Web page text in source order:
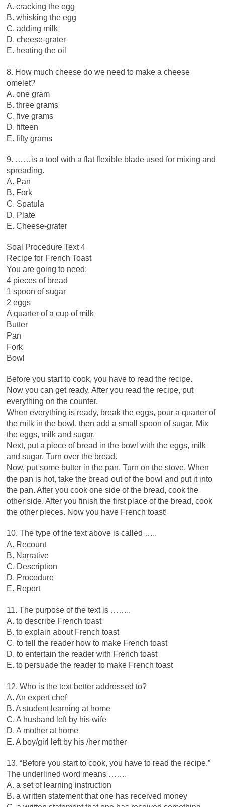
A. cracking the egg
B. whisking the egg
C. adding milk
D. cheese-grater
E. heating the oil
8. How much cheese do we need to make a cheese
omelet?
A. one gram
B. three grams
C. five grams
D. fifteen
E. fifty grams
9. ……is a tool with a flat flexible blade used for mixing and
spreading.
A. Pan
B. Fork
C. Spatula
D. Plate
E. Cheese-grater
Soal Procedure Text 4
Recipe for French Toast
You are going to need:
4 pieces of bread
1 spoon of sugar
2 eggs
A quarter of a cup of milk
Butter
Pan
Fork
Bowl
Before you start to cook, you have to read the recipe.
Now you can get ready. After you read the recipe, put
everything on the counter.
When everything is ready, break the eggs, pour a quarter of
the milk in the bowl, then add a small spoon of sugar. Mix
the eggs, milk and sugar.
Next, put a piece of bread in the bowl with the eggs, milk
and sugar. Turn over the bread.
Now, put some butter in the pan. Turn on the stove. When
the pan is hot, take the bread out of the bowl and put it into
the pan. After you cook one side of the bread, cook the
other side. After you finish the first place of the bread, cook
the other pieces. Now you have French toast!
10. The type of the text above is called …..
A. Recount
B. Narrative
C. Description
D. Procedure
E. Report
11. The purpose of the text is ……..
A. to describe French toast
B. to explain about French toast
C. to tell the reader how to make French toast
D. to entertain the reader with French toast
E. to persuade the reader to make French toast
12. Who is the text better addressed to?
A. An expert chef
B. A student learning at home
C. A husband left by his wife
D. A mother at home
E. A boy/girl left by his /her mother
13. “Before you start to cook, you have to read the recipe.”
The underlined word means …….
A. a set of learning instruction
B. a written statement that one has received money